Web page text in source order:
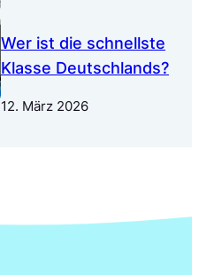
Wer ist die schnellste
Klasse Deutschlands?
12. März 2026